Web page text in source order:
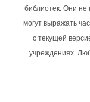
библиотек. Они не
могут выражать
с текущей
учреждениях.